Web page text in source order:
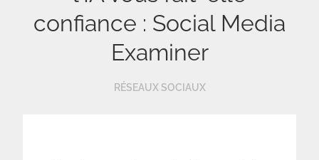
confiance : Social Media
Examiner
RÉSEAUX SOCIAUX